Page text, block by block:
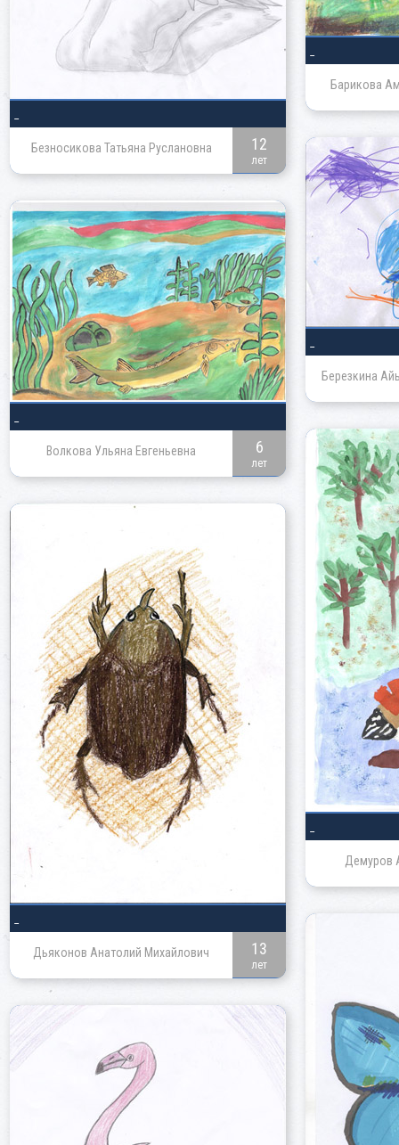
Барикова
Безносикова Татьяна Руслановна 12
лет
Березкина
Волкова Ульяна Евгеньевна 6
лет
Демуров
Дьяконов Анатолий Михайлович 13
лет